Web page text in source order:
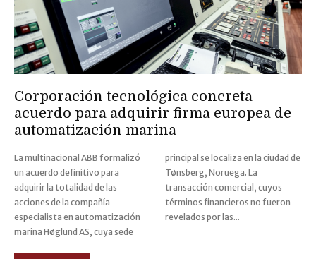
Corporación tecnológica concreta
acuerdo para adquirir firma europea de
automatización marina
La multinacional ABB formalizó
un acuerdo definitivo para
adquirir la totalidad de las
acciones de la compañía
especialista en automatización
marina Høglund AS, cuya sede
principal se localiza en la ciudad de
Tønsberg, Noruega. La
transacción comercial, cuyos
términos financieros no fueron
revelados por las...